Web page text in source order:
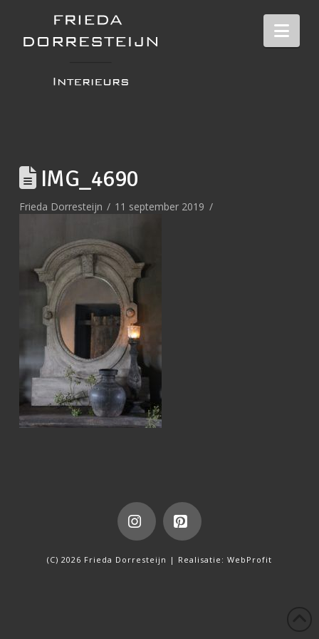
IMG_4690
Frieda Dorresteijn 11 september 2019
InstagramPinterest
(C) 2026 Frieda Dorresteijn | Realisatie: WebProfit